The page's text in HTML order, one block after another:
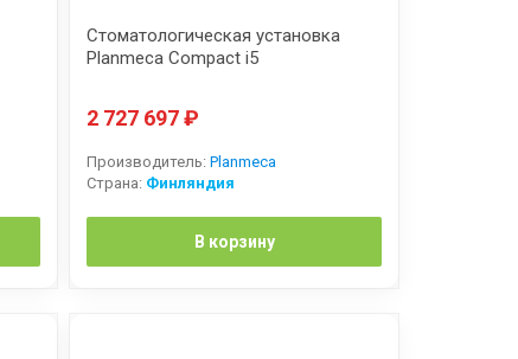
Стоматологическая установка
Planmeca Compact i5
2 727 697₽
Производитель: Planmeca
Страна: Финляндия
В корзину